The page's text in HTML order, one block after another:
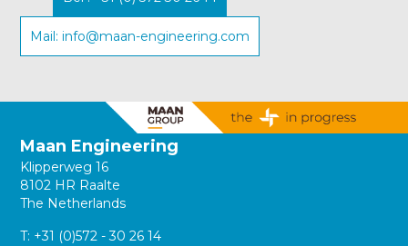
Mail: info@maan-engineering.com
Maan Engineering
Klipperweg 16
8102 HR Raalte
The Netherlands
T: +31 (0)572 - 30 26 14